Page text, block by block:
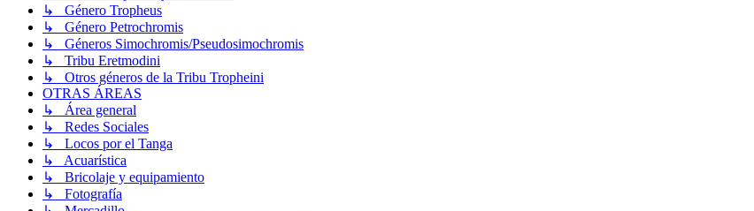
↳ Género Tropheus
↳ Género Petrochromis
↳ Géneros Simochromis/Pseudosimochromis
↳ Tribu Eretmodini
↳ Otros géneros de la Tribu Tropheini
OTRAS ÁREAS
↳ Área general
↳ Redes Sociales
↳ Locos por el Tanga
↳ Acuarística
↳ Bricolaje y equipamiento
↳ Fotografía